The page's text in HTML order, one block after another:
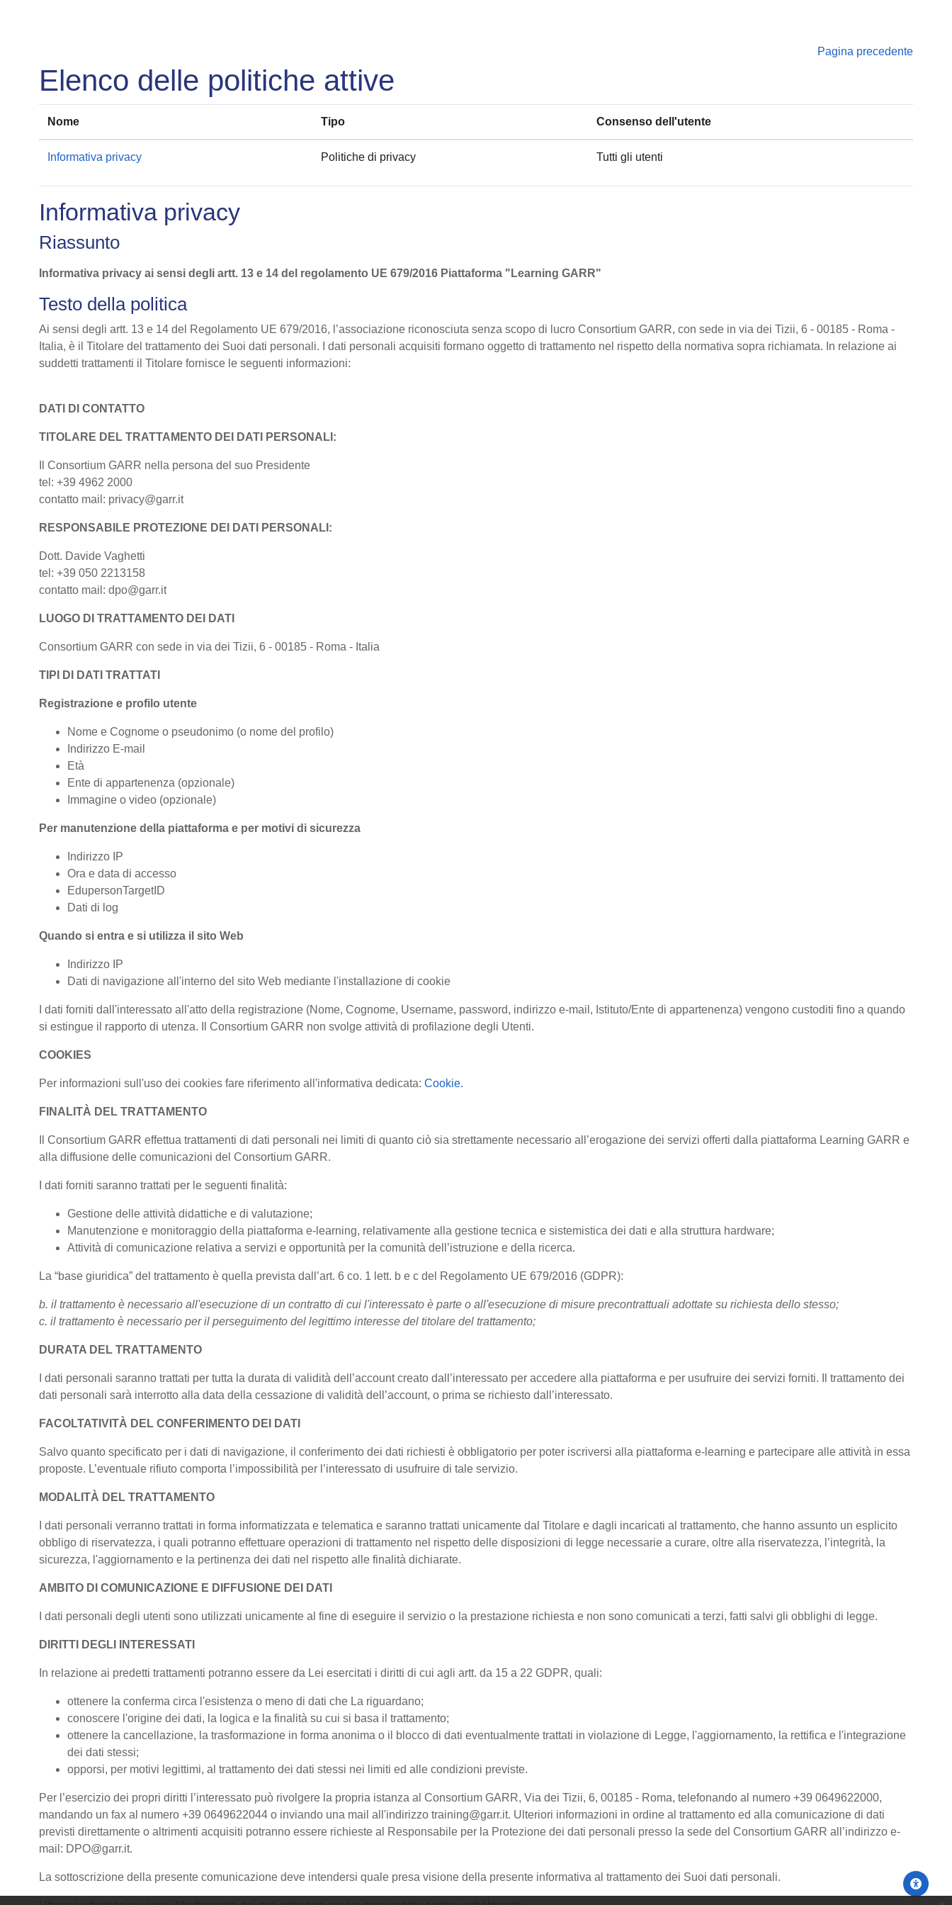
Pagina precedente
Elenco delle politiche attive
Nome Tipo Consenso dell'utente
Informativa privacy Politiche di privacy Tutti gli utenti
Informativa privacy
Riassunto
Informativa privacy ai sensi degli artt. 13 e 14 del regolamento UE 679/2016 Piattaforma "Learning GARR"
Testo della politica
Ai sensi degli artt. 13 e 14 del Regolamento UE 679/2016, l’associazione riconosciuta senza scopo di lucro Consortium GARR, con sede in via dei Tizii, 6 - 00185 - Roma -
Italia, è il Titolare del trattamento dei Suoi dati personali. I dati personali acquisiti formano oggetto di trattamento nel rispetto della normativa sopra richiamata. In relazione ai
suddetti trattamenti il Titolare fornisce le seguenti informazioni:
DATI DI CONTATTO
TITOLARE DEL TRATTAMENTO DEI DATI PERSONALI:
Il Consortium GARR nella persona del suo Presidente
tel: +39 4962 2000
contatto mail: privacy@garr.it
RESPONSABILE PROTEZIONE DEI DATI PERSONALI:
Dott. Davide Vaghetti
tel: +39 050 2213158
contatto mail: dpo@garr.it
LUOGO DI TRATTAMENTO DEI DATI
Consortium GARR con sede in via dei Tizii, 6 - 00185 - Roma - Italia
TIPI DI DATI TRATTATI
Registrazione e profilo utente
Nome e Cognome o pseudonimo (o nome del profilo)
Indirizzo E-mail
Età
Ente di appartenenza (opzionale)
Immagine o video (opzionale)
Per manutenzione della piattaforma e per motivi di sicurezza
Indirizzo IP
Ora e data di accesso
EdupersonTargetID
Dati di log
Quando si entra e si utilizza il sito Web
Indirizzo IP
Dati di navigazione all'interno del sito Web mediante l'installazione di cookie
I dati forniti dall'interessato all'atto della registrazione (Nome, Cognome, Username, password, indirizzo e-mail, Istituto/Ente di appartenenza) vengono custoditi fino a quando
si estingue il rapporto di utenza. Il Consortium GARR non svolge attività di profilazione degli Utenti.
COOKIES
Per informazioni sull'uso dei cookies fare riferimento all'informativa dedicata: Cookie.
FINALITÀ DEL TRATTAMENTO
Il Consortium GARR effettua trattamenti di dati personali nei limiti di quanto ciò sia strettamente necessario all’erogazione dei servizi offerti dalla piattaforma Learning GARR e
alla diffusione delle comunicazioni del Consortium GARR.
I dati forniti saranno trattati per le seguenti finalità:
Gestione delle attività didattiche e di valutazione;
Manutenzione e monitoraggio della piattaforma e-learning, relativamente alla gestione tecnica e sistemistica dei dati e alla struttura hardware;
Attività di comunicazione relativa a servizi e opportunità per la comunità dell’istruzione e della ricerca.
La “base giuridica” del trattamento è quella prevista dall’art. 6 co. 1 lett. b e c del Regolamento UE 679/2016 (GDPR):
b. il trattamento è necessario all'esecuzione di un contratto di cui l'interessato è parte o all'esecuzione di misure precontrattuali adottate su richiesta dello stesso;
c. il trattamento è necessario per il perseguimento del legittimo interesse del titolare del trattamento;
DURATA DEL TRATTAMENTO
I dati personali saranno trattati per tutta la durata di validità dell’account creato dall’interessato per accedere alla piattaforma e per usufruire dei servizi forniti. Il trattamento dei
dati personali sarà interrotto alla data della cessazione di validità dell’account, o prima se richiesto dall’interessato.
FACOLTATIVITÀ DEL CONFERIMENTO DEI DATI
Salvo quanto specificato per i dati di navigazione, il conferimento dei dati richiesti è obbligatorio per poter iscriversi alla piattaforma e-learning e partecipare alle attività in essa
proposte. L’eventuale rifiuto comporta l’impossibilità per l’interessato di usufruire di tale servizio.
MODALITÀ DEL TRATTAMENTO
I dati personali verranno trattati in forma informatizzata e telematica e saranno trattati unicamente dal Titolare e dagli incaricati al trattamento, che hanno assunto un esplicito
obbligo di riservatezza, i quali potranno effettuare operazioni di trattamento nel rispetto delle disposizioni di legge necessarie a curare, oltre alla riservatezza, l’integrità, la
sicurezza, l'aggiornamento e la pertinenza dei dati nel rispetto alle finalità dichiarate.
AMBITO DI COMUNICAZIONE E DIFFUSIONE DEI DATI
I dati personali degli utenti sono utilizzati unicamente al fine di eseguire il servizio o la prestazione richiesta e non sono comunicati a terzi, fatti salvi gli obblighi di legge.
DIRITTI DEGLI INTERESSATI
In relazione ai predetti trattamenti potranno essere da Lei esercitati i diritti di cui agli artt. da 15 a 22 GDPR, quali:
ottenere la conferma circa l'esistenza o meno di dati che La riguardano;
conoscere l'origine dei dati, la logica e la finalità su cui si basa il trattamento;
ottenere la cancellazione, la trasformazione in forma anonima o il blocco di dati eventualmente trattati in violazione di Legge, l'aggiornamento, la rettifica e l'integrazione
dei dati stessi;
opporsi, per motivi legittimi, al trattamento dei dati stessi nei limiti ed alle condizioni previste.
Per l’esercizio dei propri diritti l’interessato può rivolgere la propria istanza al Consortium GARR, Via dei Tizii, 6, 00185 - Roma, telefonando al numero +39 0649622000,
mandando un fax al numero +39 0649622044 o inviando una mail all'indirizzo training@garr.it. Ulteriori informazioni in ordine al trattamento ed alla comunicazione di dati
previsti direttamente o altrimenti acquisiti potranno essere richieste al Responsabile per la Protezione dei dati personali presso la sede del Consortium GARR all’indirizzo e-
mail: DPO@garr.it.
La sottoscrizione della presente comunicazione deve intendersi quale presa visione della presente informativa al trattamento dei Suoi dati personali.